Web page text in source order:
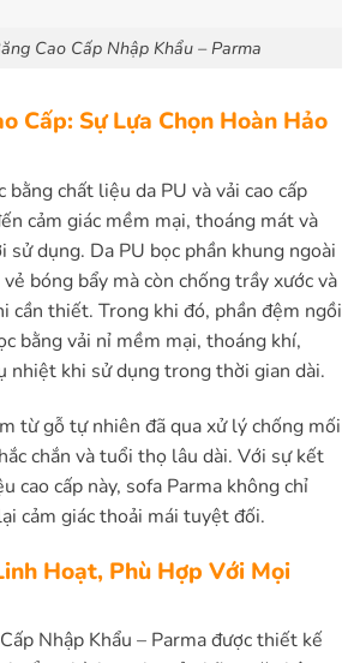
Cao Cấp Nhập Khẩu – Parma
Cấp: Sự Lựa Chọn Hoàn Hảo
bằng chất liệu da PU và vải cao cấp
cảm giác mềm mại, thoáng mát và
sử dụng. Da PU bọc phần khung ngoài
bóng bẩy mà còn chống trầy xước và
cần thiết. Trong khi đó, phần đệm ngồi
bằng vải nỉ mềm mại, thoáng khí,
nhiệt khi sử dụng trong thời gian dài.
từ gỗ tự nhiên đã qua xử lý chống mối
chắn và tuổi thọ lâu dài. Với sự kết
cao cấp này, sofa Parma không chỉ
cảm giác thoải mái tuyệt đối.
Hoạt, Phù Hợp Với Mọi
Nhập Khẩu – Parma được thiết kế